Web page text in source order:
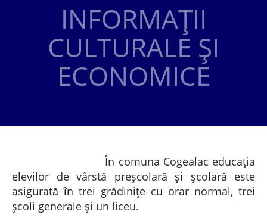
INFORMAȚII
CULTURALE ȘI
ECONOMICE
În comuna Cogealac educația
elevilor de vârstă preșcolară și școlară este
asigurată în trei grădinițe cu orar normal, trei
școli generale și un liceu.